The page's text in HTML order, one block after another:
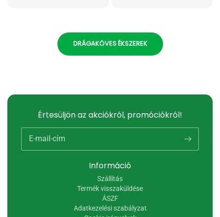
DRÁGAKÖVES ÉKSZEREK
Információ
Szállítás
Termék visszaküldése
ÁSZF
Adatkezelési szabályzat
Értesüljön az akciókról, promóciókról!
E-mail-cím